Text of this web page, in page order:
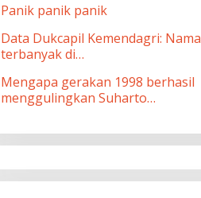
Panik panik panik
Data Dukcapil Kemendagri: Nama
terbanyak di…
Mengapa gerakan 1998 berhasil
menggulingkan Suharto…